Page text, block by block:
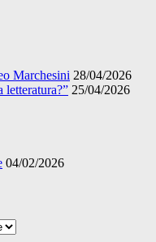
Marchesini 28/04/2026
letteratura?” 25/04/2026
04/02/2026